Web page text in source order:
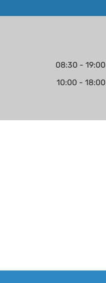
08:30 - 19:00
10:00 - 18:00